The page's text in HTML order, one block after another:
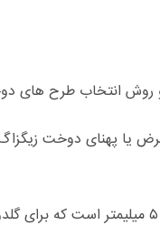
روش انتخاب طرح های
یا پهنای دوخت